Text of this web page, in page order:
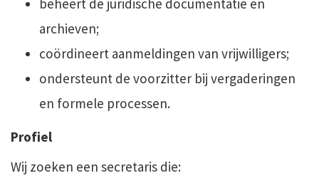
archieven;
coördineert aanmeldingen van vrijwilligers;
ondersteunt de voorzitter bij vergaderingen
en formele processen.
Profiel
Wij zoeken een secretaris die: